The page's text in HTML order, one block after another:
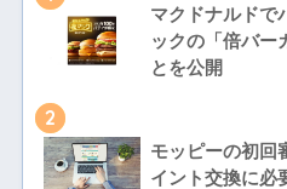
マクドナルドで
ックの「倍バー
とを公開
2
モッピーの初回
イント交換に必